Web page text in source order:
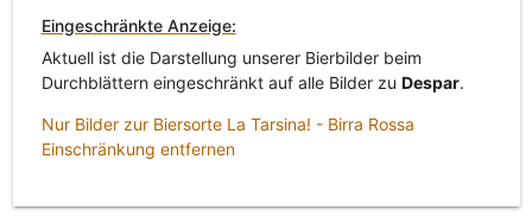
Eingeschränkte Anzeige:
Aktuell ist die Darstellung unserer Bierbilder beim
Durchblättern eingeschränkt auf alle Bilder zu Despar.
Nur Bilder zur Biersorte La Tarsina! - Birra Rossa
Einschränkung entfernen